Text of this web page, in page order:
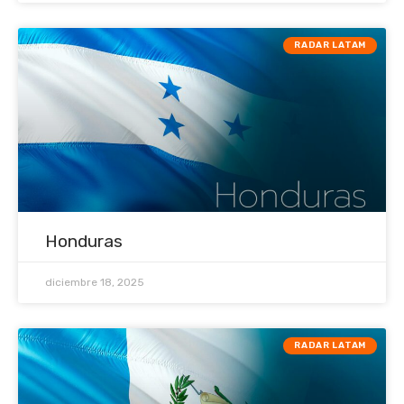
RADAR LATAM
Honduras
diciembre 18, 2025
RADAR LATAM